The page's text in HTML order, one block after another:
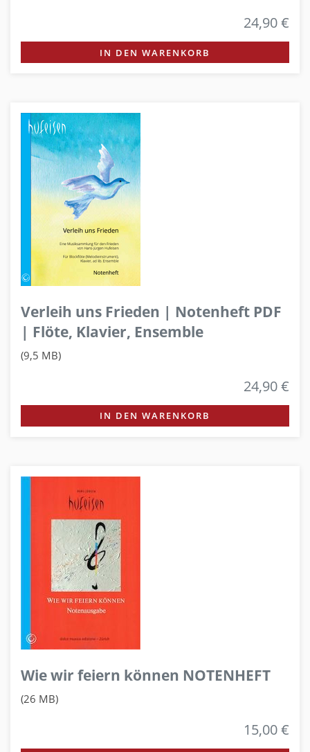
24,90 €
IN DEN WARENKORB
Verleih uns Frieden | Notenheft PDF
| Flöte, Klavier, Ensemble
(9,5 MB)
24,90 €
IN DEN WARENKORB
Wie wir feiern können NOTENHEFT
(26 MB)
15,00 €